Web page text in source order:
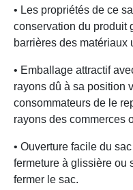
• Les propriétés de ce
conservation du produit
barrières des matériaux
• Emballage attractif
rayons dû à sa position
consommateurs de le
rayons des commerces
• Ouverture facile du
fermeture à glissière ou
fermer le sac.